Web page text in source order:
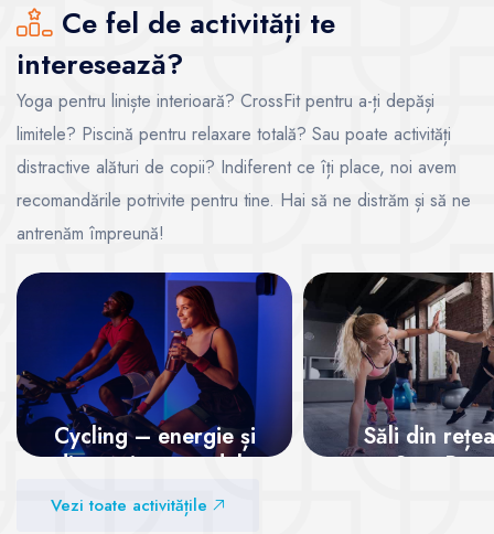
Ce fel de activități te
interesează?
Yoga pentru liniște interioară? CrossFit pentru a-ți depăși
limitele? Piscină pentru relaxare totală? Sau poate activități
distractive alături de copii? Indiferent ce îți place, noi avem
recomandările potrivite pentru tine. Hai să ne distrăm și să ne
antrenăm împreună!
Cycling – energie și
distracție pe pedale
Săli din
SanoPass
Vezi toate activitățile